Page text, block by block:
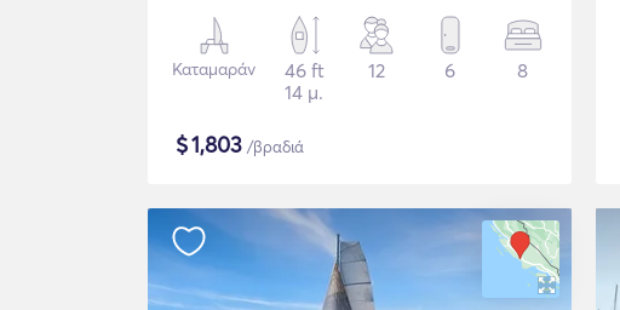
Καταμαράν
46 ft
14 μ.
12 6 8
$1,803 /βραδιά